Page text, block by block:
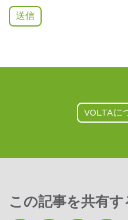
VOLTAに
この記事を共有す